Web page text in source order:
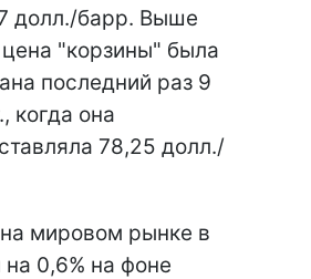
долл./барр. Выше
цена "корзины" была
последний раз 9
когда она
78,25 долл./
мировом рынке в
0,6% на фоне